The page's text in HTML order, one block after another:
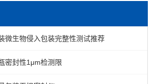
微生物侵入包装完整性测试推荐
密封性1μm检测限